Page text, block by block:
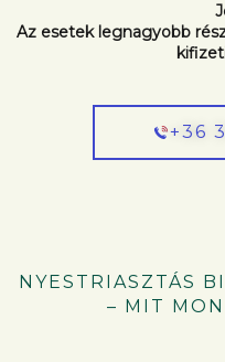
Az esetek legnagyobb
+36
NYESTRIASZTÁS
– MIT